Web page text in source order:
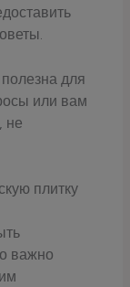
для
или вам
не
плитку
важно